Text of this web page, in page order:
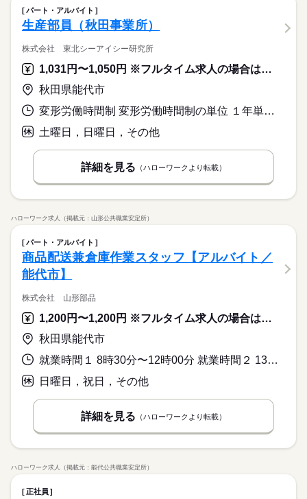
主婦・主夫 履歴書不要
就業時間・曜日
残業なし
10時～出社 17時～出社
平日休み
働き方・環境
派遣活躍中
ルーティン PC不要
期間・時間 3ヵ月以上
【勤務時間例】 8：00-16：00／9：00-17：00／10：00-19：00
／ 6：00-15：00／17：30-翌2：30／20：00-翌5：15 など多数！
なめ」など、あなたのご希望を教えて下さい！ ※ご応募のタイ
ミングによっては、ご希望のお仕事が定員に達している場合が
あります。 その際は、ご希望に沿う他のお仕事を並行してご案
内致します。
未経験OK 新卒・第二
50代活躍
大量募集 即日スタート
主婦・主夫
履歴書不要 WEB登録
就業時間・曜日
残業なし 10時～出社 17時～出社
土日祝休
平日休み
働き方・環境
大手企業
週払い 禁煙・分煙
◆即払いサービスあり ＼ 働いた分を早めにGET！ ／ 働いた分
の給与の一部を、給料日前に受け取れます。 スマホでカンタン
申請！ 給料日前にお金が必要な時や、急な出費がある時も安心
です。 ※最短5日後から受け取り可能 ※給与は原則【月末締め
／翌月25日払い】 ※当社規定あり ◆深夜手当アリ 22時～翌5
時に働いた場合は時給25％UP ◆残業代支給 勤務時間が8hを超
期間・時間 3ヵ月以上
【勤務時間例】 8：00-16：00／9：00-17：00／10：00-19：00
／ 6：00-15：00／17：30-翌2：30／20：00-翌5：15 など多数！
※「日勤or夜勤のみ」「長期で働きたい」「土日休み」「残業少
なめ」など、あなたのご希望を教えて下さい！ ※ご応募のタイ
ミングによっては、ご希望のお仕事が定員に達している場合が
あります。 その際は、ご希望に沿う他のお仕事を並行してご案
内致します。
休日・休暇
土日休み案件多数！
パート・アルバイト
生産部員（秋田事業所）
株式会社 東北シーアイシー研究所
1,031円〜1,050円 ※フルタイム求人の場合は月額（換算額）、パート求人の場合は時間額を表示しています。
秋田県能代市
変形労働時間制 変形労働時間制の単位 １年単位 就業時間１ 9時00分〜16時00分 就業時間に関する特記事項 就業時間および時間については、個別相談に応じます。
土曜日，日曜日，その他
詳細を見る （ハローワークより転載）
ハローワーク求人（掲載元：山形公共職業安定所）
パート・アルバイト
商品配送兼倉庫作業スタッフ【アルバイト／
能代市】
株式会社 山形部品
1,200円〜1,200円 ※フルタイム求人の場合は月額（換算額）、パート求人の場合は時間額を表示しています。
秋田県能代市
就業時間１ 8時30分〜12時00分 就業時間２ 13時00分〜17時30分 又は 8時30分〜17時30分の時間の間の3時間以上 就業時間に関する特記事項 就業時間については、応相談が可能です
日曜日，祝日，その他
詳細を見る （ハローワークより転載）
ハローワーク求人（掲載元：能代公共職業安定所）
正社員